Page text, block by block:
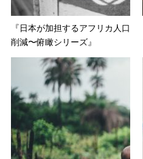
『日本が加担するアフリカ人口
削減〜俯瞰シリーズ』